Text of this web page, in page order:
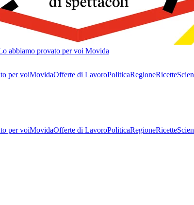
abbiamo provato per voi Movida
per voiMovidaOfferte di LavoroPoliticaRegioneRicette
per voiMovidaOfferte di LavoroPoliticaRegioneRicette